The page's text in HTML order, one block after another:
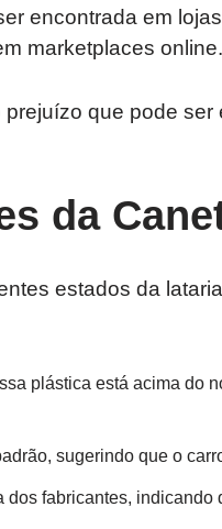
encontrada em
marketplaces online.
que pode
da
estados da
plástica está acima do
sugerindo que o
dos fabricantes,